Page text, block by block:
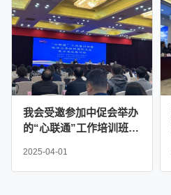
我会受邀参加中促会举办
的“心联通”工作培训班暨
设培训班
2025-04-01